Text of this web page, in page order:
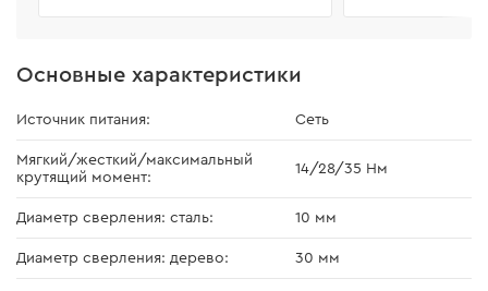
Основные характеристики
Источник питания: Сеть
Мягкий/жесткий/максимальный
крутящий момент:
14/28/35 Нм
Диаметр сверления: сталь: 10 мм
Диаметр сверления: дерево: 30 мм